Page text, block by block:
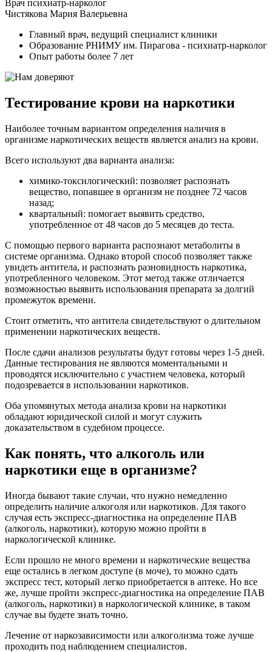
Врач психиатр-нарколог
Чистякова Мария Валерьевна
Главный врач, ведущий специалист клиники
Образование РНИМУ им. Пирагова - психиатр-нарколог
Опыт работы более 7 лет
Тестирование крови на наркотики
Наиболее точным вариантом определения наличия в
организме наркотических веществ является анализ на крови.
Всего используют два варианта анализа:
химико-токсилогический: позволяет распознать
вещество, попавшее в организм не позднее 72 часов
назад;
квартальный: помогает выявить средство,
употребленное от 48 часов до 5 месяцев до теста.
С помощью первого варианта распознают метаболиты в
системе организма. Однако второй способ позволяет также
увидеть антитела, и распознать разновидность наркотика,
употребленного человеком. Этот метод также отличается
возможностью выявить использования препарата за долгий
промежуток времени.
Стоит отметить, что антитела свидетельствуют о длительном
применении наркотических веществ.
После сдачи анализов результаты будут готовы через 1-5 дней.
Данные тестирования не являются моментальными и
проводятся исключительно с участием человека, который
подозревается в использовании наркотиков.
Оба упомянутых метода анализа крови на наркотики
обладают юридической силой и могут служить
доказательством в судебном процессе.
Как понять, что алкоголь или
наркотики еще в организме?
Иногда бывают такие случаи, что нужно немедленно
определить наличие алкоголя или наркотиков. Для такого
случая есть экспресс-диагностика на определение ПАВ
(алкоголь, наркотики), которую можно пройти в
наркологической клинике.
Если прошло не много времени и наркотические вещества
еще остались в легком доступе (в моче), то можно сдать
экспресс тест, который легко приобретается в аптеке. Но все
же, лучше пройти экспресс-диагностика на определение ПАВ
(алкоголь, наркотики) в наркологической клинике, в таком
случае вы будете знать точно.
Лечение от наркозависимости или алкоголизма тоже лучше
проходить под наблюдением специалистов.